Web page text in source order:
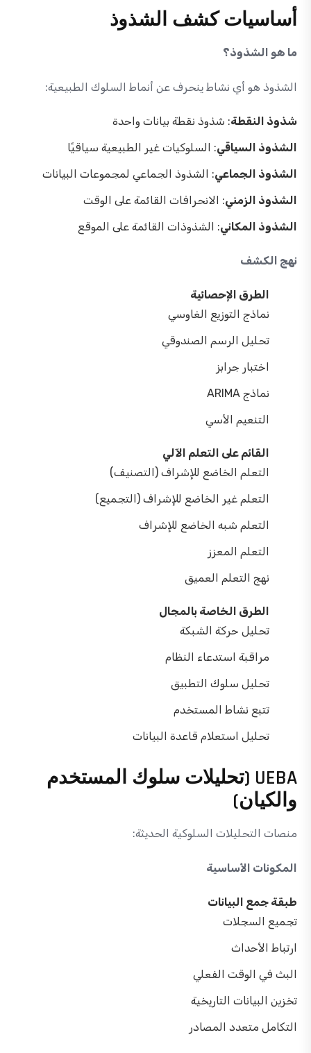
أساسيات كشف الشذوذ
ما هو الشذوذ؟
الشذوذ هو أي نشاط ينحرف عن أنماط السلوك الطبيعية:
شذوذ النقطة: شذوذ نقطة بيانات واحدة
الشذوذ السياقي: السلوكيات غير الطبيعية سياقيًا
الشذوذ الجماعي: الشذوذ الجماعي لمجموعات البيانات
الشذوذ الزمني: الانحرافات القائمة على الوقت
الشذوذ المكاني: الشذوذات القائمة على الموقع
نهج الكشف
الطرق الإحصائية
نماذج التوزيع الغاوسي
تحليل الرسم الصندوقي
اختبار جرابز
نماذج ARIMA
التنعيم الأسي
القائم على التعلم الآلي
التعلم الخاضع للإشراف (التصنيف)
التعلم غير الخاضع للإشراف (التجميع)
التعلم شبه الخاضع للإشراف
التعلم المعزز
نهج التعلم العميق
الطرق الخاصة بالمجال
تحليل حركة الشبكة
مراقبة استدعاء النظام
تحليل سلوك التطبيق
تتبع نشاط المستخدم
تحليل استعلام قاعدة البيانات
UEBA (تحليلات سلوك المستخدم
والكيان)
منصات التحليلات السلوكية الحديثة:
المكونات الأساسية
طبقة جمع البيانات
تجميع السجلات
ارتباط الأحداث
البث في الوقت الفعلي
تخزين البيانات التاريخية
التكامل متعدد المصادر